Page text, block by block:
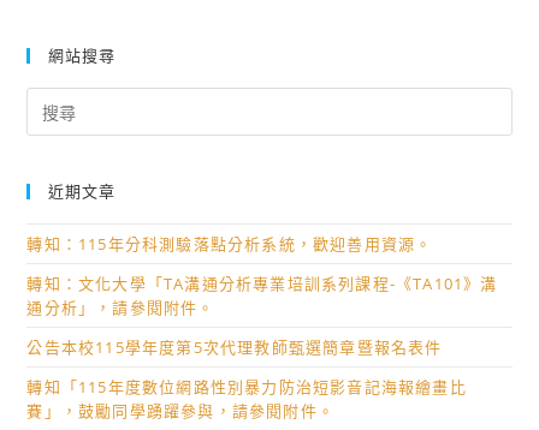
網站搜尋
for:
近期文章
轉知：115年分科測驗落點分析系統，歡迎善用資源。
轉知：文化大學「TA溝通分析專業培訓系列課程-《TA101》溝
通分析」，請參閱附件。
公告本校115學年度第5次代理教師甄選簡章暨報名表件
轉知「115年度數位網路性別暴力防治短影音記海報繪畫比
賽」，鼓勵同學踴躍參與，請參閱附件。